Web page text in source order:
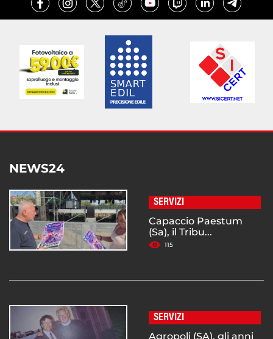
NEWS24
SERVIZI
Capaccio Paestum
(Sa), il Tribu...
115
SERVIZI
Agropoli (SA), gli anni